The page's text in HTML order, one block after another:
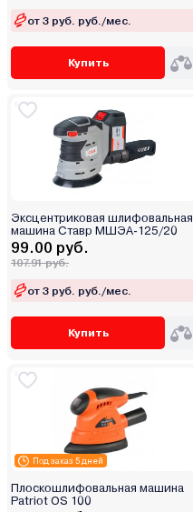
от 3 руб. руб./мес.
Купить
Эксцентриковая шлифовальная
машина Ставр МШЭА-125/20
99.00 руб.
107.91 руб.
от 3 руб. руб./мес.
Купить
Под заказ 5 дней
Плоскошлифовальная машина
Patriot OS 100